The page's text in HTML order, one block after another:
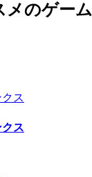
メのゲーム
ス
ス